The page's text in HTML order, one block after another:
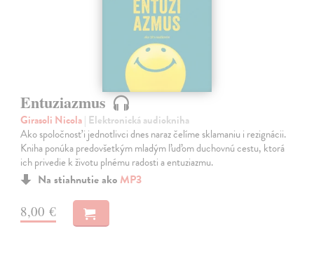
Entuziazmus
Girasoli Nicola| Elektronická audiokniha
Ako spoločnosť i jednotlivci dnes naraz čelíme sklamaniu i rezignácii.
Kniha ponúka predovšetkým mladým ľuďom duchovnú cestu, ktorá
ich privedie k životu plnému radosti a entuziazmu.
Na stiahnutie ako MP3
8,00 €